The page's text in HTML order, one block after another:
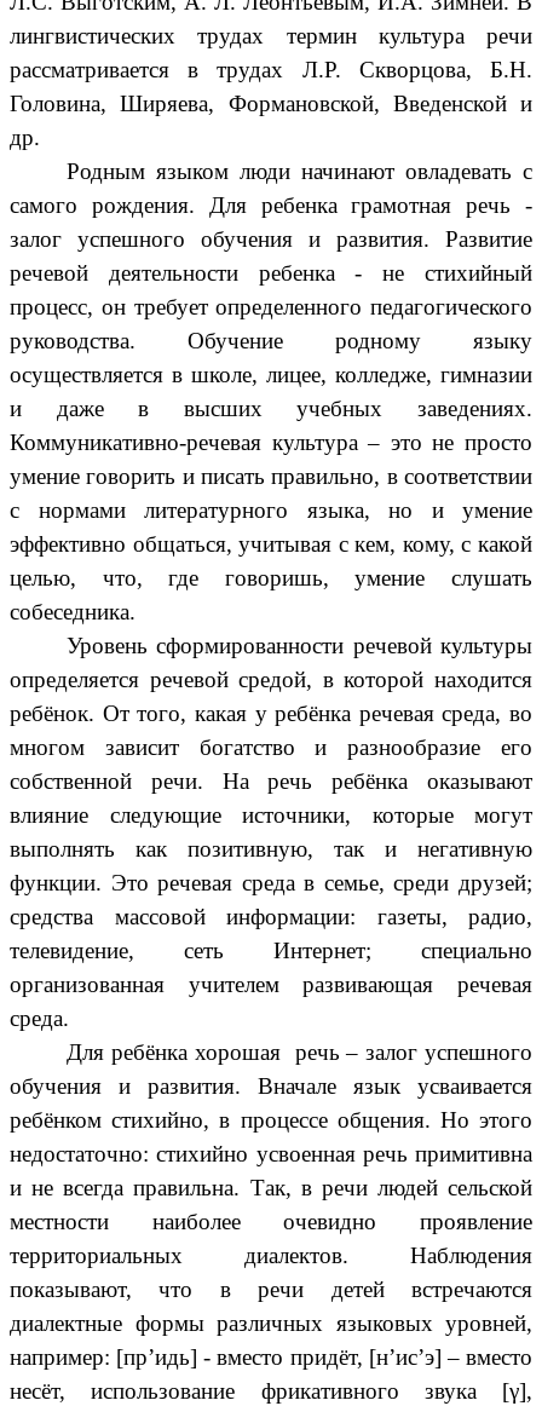
лингвистических трудах термин культура речи
рассматривается в трудах Л.Р. Скворцова, Б.Н.
Головина, Ширяева, Формановской, Введенской и
др.
Родным языком люди начинают овладевать с
самого рождения. Для ребенка грамотная речь -
залог успешного обучения и развития. Развитие
речевой деятельности ребенка - не стихийный
процесс, он требует определенного педагогического
руководства. Обучение родному языку
осуществляется в школе, лицее, колледже, гимназии
и даже в высших учебных заведениях.
Коммуникативно-речевая культура – это не просто
умение говорить и писать правильно, в соответствии
с нормами литературного языка, но и умение
эффективно общаться, учитывая с кем, кому, с какой
целью, что, где говоришь, умение слушать
собеседника.
Уровень сформированности речевой культуры
определяется речевой средой, в которой находится
ребёнок. От того, какая у ребёнка речевая среда, во
многом зависит богатство и разнообразие его
собственной речи. На речь ребёнка оказывают
влияние следующие источники, которые могут
выполнять как позитивную, так и негативную
функции. Это речевая среда в семье, среди друзей;
средства массовой информации: газеты, радио,
телевидение, сеть Интернет; специально
организованная учителем развивающая речевая
среда.
Для ребёнка хорошая речь – залог успешного
обучения и развития. Вначале язык усваивается
ребёнком стихийно, в процессе общения. Но этого
недостаточно: стихийно усвоенная речь примитивна
и не всегда правильна. Так, в речи людей сельской
местности наиболее очевидно проявление
территориальных диалектов. Наблюдения
показывают, что в речи детей встречаются
диалектные формы различных языковых уровней,
например: [пр’идь] - вместо придёт, [н’ис’э] – вместо
несёт, использование фрикативного звука [γ],